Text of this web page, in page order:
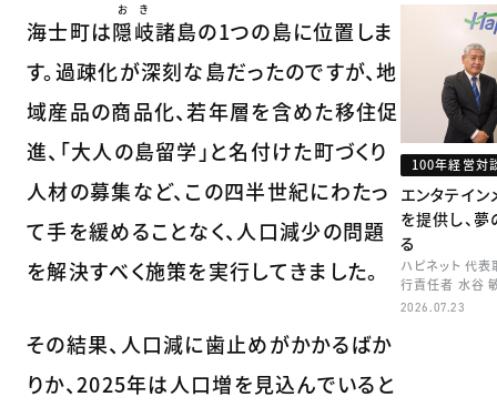
海士町は隠岐
おき
諸島の1つの島に位置しま
す。過疎化が深刻な島だったのですが、地
域産品の商品化、若年層を含めた移住促
進、「大人の島留学」と名付けた町づくり
人材の募集など、この四半世紀にわたっ
て手を緩めることなく、人口減少の問題
を解決すべく施策を実行してきました。
その結果、人口減に歯止めがかかるばか
りか、2025年は人口増を見込んでいると
100年経営対
エンタテイ
を提供し、
る
ハピネット 代
行責任者 水谷
2026.07.23